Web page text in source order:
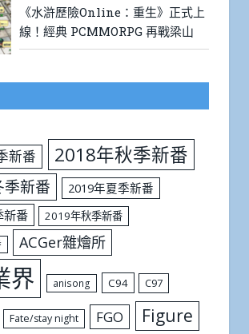
《水滸歷險Online：重生》正式上
線！經典 PCMMORPG 再戰梁山
新番 2018年秋季新番
新番
2019年夏季新番
新番
2019年秋季新番
ACGer雜燴所
界 anisong C94 C97
Fate/stay night FGO Figure